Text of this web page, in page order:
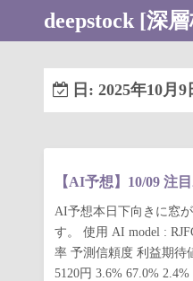
deepstock [深
日: 2025年10月9
【AI予想】10/09 注
AI予想本日下向きに窓
す。 使用 AI model :
率 予測信頼度 利益期待
5120円 3.6% 67.0%